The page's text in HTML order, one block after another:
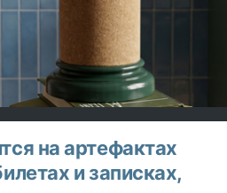
на артефактах
и записках,